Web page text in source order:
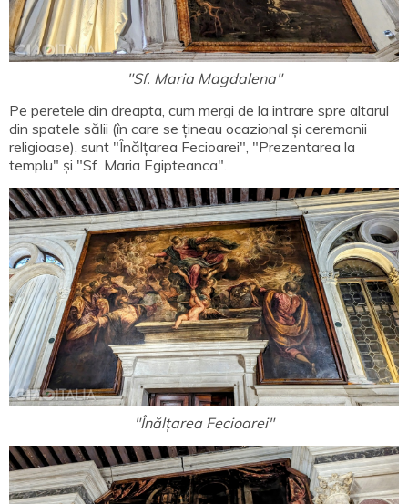
"Sf. Maria Magdalena"
Pe peretele din dreapta, cum mergi de la intrare spre altarul
din spatele sălii (în care se țineau ocazional și ceremonii
religioase), sunt "Înălțarea Fecioarei", "Prezentarea la
templu" și "Sf. Maria Egipteanca".
"Înălțarea Fecioarei"